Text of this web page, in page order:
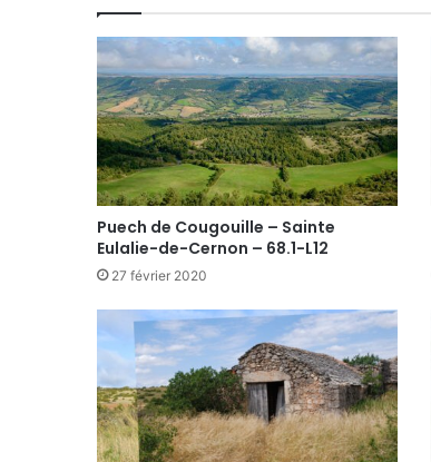
Puech de Cougouille – Sainte
Eulalie-de-Cernon – 68.1-L12
27 février 2020